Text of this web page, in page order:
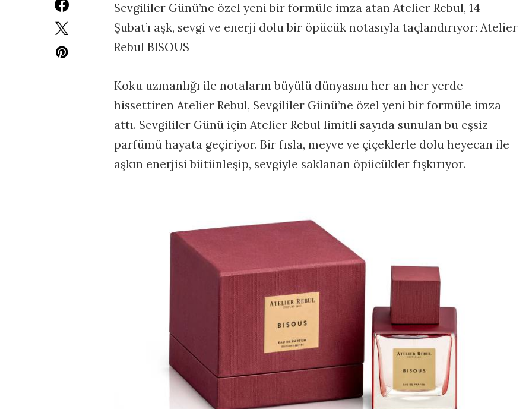
Sevgililer Günü’ne özel yeni bir formüle imza atan Atelier Rebul, 14
Şubat’ı aşk, sevgi ve enerji dolu bir öpücük notasıyla taçlandırıyor: Atelier
Rebul BISOUS
Koku uzmanlığı ile notaların büyülü dünyasını her an her yerde
hissettiren Atelier Rebul, Sevgililer Günü’ne özel yeni bir formüle imza
attı. Sevgililer Günü için Atelier Rebul limitli sayıda sunulan bu eşsiz
parfümü hayata geçiriyor. Bir fısla, meyve ve çiçeklerle dolu heyecan ile
aşkın enerjisi bütünleşip, sevgiyle saklanan öpücükler fışkırıyor.